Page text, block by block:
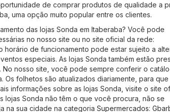
de comprar produtos de qualidade a
uma opção muito popular entre os clientes.
das lojas Sonda em Itaberaba? Você pode
no nosso site ou no site oficial da rede:
horário de funcionamento pode estar sujeito a
especiais. As lojas Sonda também estão
No nosso site, você pode sempre conferir o
Os folhetos são atualizados diariamente, para
informações sobre as lojas Sonda, visite o site
lojas Sonda não têm o que você procura, não se
na sua cidade na categoria Supermercados: